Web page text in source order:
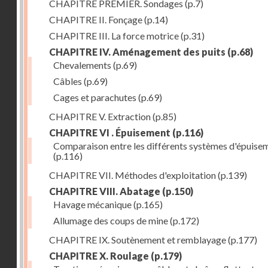
CHAPITRE PREMIER. Sondages (p.7)
CHAPITRE II. Fonçage(p.14)
CHAPITRE III. La force motrice(p.31)
CHAPITRE IV. Aménagement des puits (p.68)
Chevalements (p.69)
Câbles (p.69)
Cages et parachutes (p.69)
CHAPITRE V. Extraction(p.85)
CHAPITRE VI . Épuisement (p.116)
Comparaison entre les différents systèmes
(p.116)
CHAPITRE VII. Méthodes d'exploitation(p.139)
CHAPITRE VIII. Abatage (p.150)
Havage mécanique(p.165)
Allumage des coups de mine(p.172)
CHAPITRE IX. Soutènement et remblayage(p.177)
CHAPITRE X. Roulage (p.179)